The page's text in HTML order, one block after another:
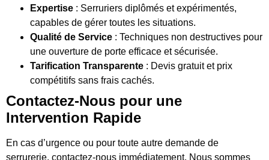
Expertise : Serruriers diplômés et expérimentés,
capables de gérer toutes les situations.
Qualité de Service : Techniques non destructives pour
une ouverture de porte efficace et sécurisée.
Tarification Transparente : Devis gratuit et prix
compétitifs sans frais cachés.
Contactez-Nous pour une
Intervention Rapide
En cas d’urgence ou pour toute autre demande de
serrurerie, contactez-nous immédiatement. Nous sommes